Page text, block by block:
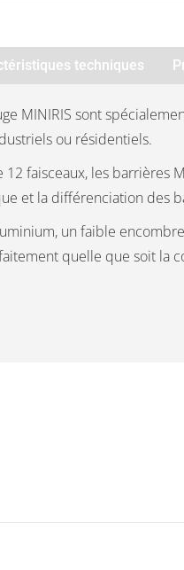
techniques
MINIRIS sont
ou résidentiels.
faisceaux, les barrières
et la différenciation des
un faible
quelle que soit la